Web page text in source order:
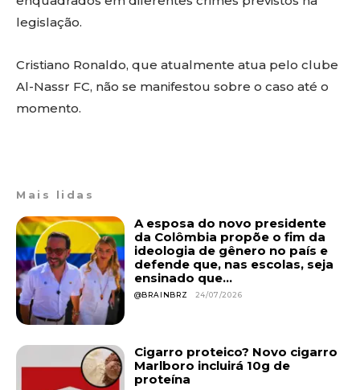
legislação.
Cristiano Ronaldo, que atualmente atua pelo clube
Al-Nassr FC, não se manifestou sobre o caso até o
momento.
Mais lidas
A esposa do novo presidente
da Colômbia propõe o fim da
ideologia de gênero no país e
defende que, nas escolas, seja
ensinado que...
@BRAINBRZ 24/07/2026
Cigarro proteico? Novo cigarro
Marlboro incluirá 10g de
proteína